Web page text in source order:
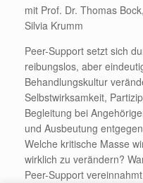
mit Prof. Dr. Thomas
Silvia Krumm
Peer-Support setzt sich
reibungslos, aber
Behandlungskultur
Selbstwirksamkeit,
Begleitung bei
und Ausbeutung
Welche kritische Masse
wirklich zu verändern?
Peer-Support